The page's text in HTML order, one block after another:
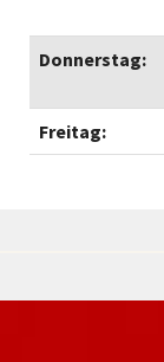
Donnerstag:
Freitag: